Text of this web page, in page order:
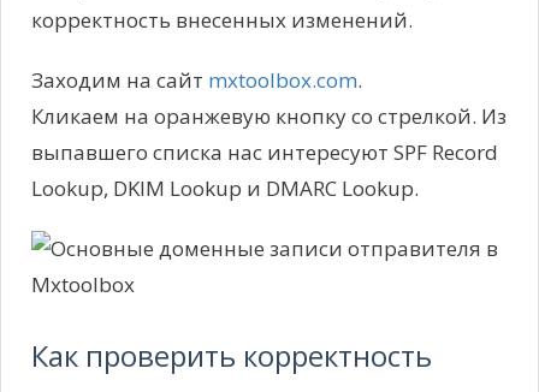
корректность внесенных изменений.
Заходим на сайт mxtoolbox.com.
Кликаем на оранжевую кнопку со стрелкой. Из
выпавшего списка нас интересуют SPF Record
Lookup, DKIM Lookup и DMARC Lookup.
Как проверить корректность